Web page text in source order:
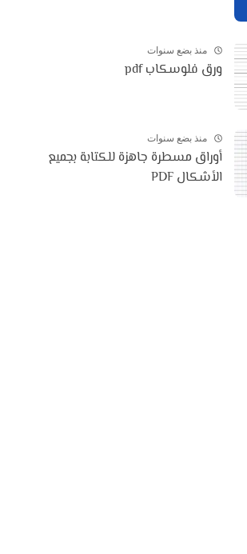
منذ بضع سنوات
ورق فلوسكاب pdf
منذ بضع سنوات
أوراق مسطرة جاهزة للكتابة بجميع
الأشكال PDF